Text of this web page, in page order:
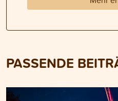
PASSENDE